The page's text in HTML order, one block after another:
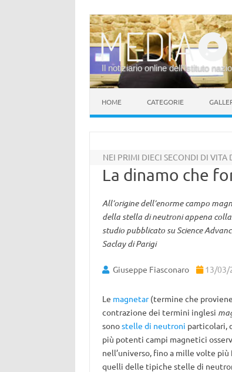
Il notiziario online dell’Istituto
HOME CATEGORIE
NEI PRIMI DIECI SECONDI DI VITA
La dinamo che
All’origine dell’enorme campo
della stella di neutroni appena
studio pubblicato su Science
Saclay di Parigi
Giuseppe Fiasconaro 13/03/
Le magnetar(termine che
contrazione dei termini inglesi
sonostelle di neutroni particolari,
più potenti campi magnetici
nell’universo, fino a mille volte
quelli delle tipiche stelle di